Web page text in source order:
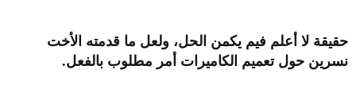
حقيقة لا أعلم فيم يكمن الحل، ولعل ما قدمته الأخت
نسرين حول تعميم الكاميرات أمر مطلوب بالفعل.